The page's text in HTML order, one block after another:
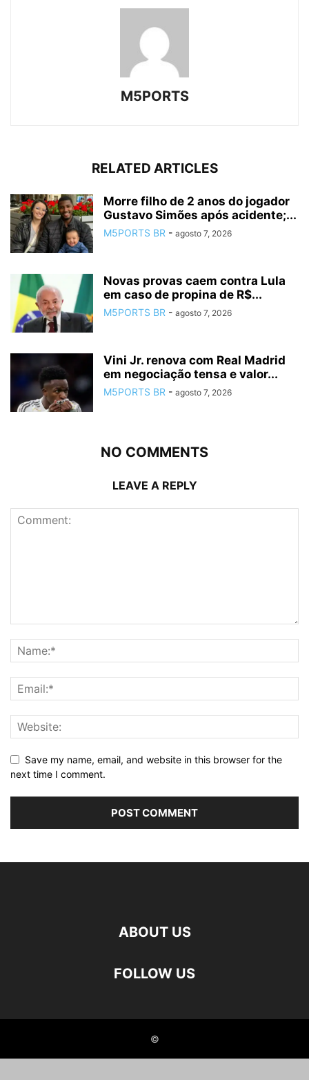
M5PORTS
RELATED ARTICLES
Morre filho de 2 anos do jogador
Gustavo Simões após acidente;...
M5PORTS BR - agosto 7, 2026
Novas provas caem contra Lula
em caso de propina de R$...
M5PORTS BR - agosto 7, 2026
Vini Jr. renova com Real Madrid
em negociação tensa e valor...
M5PORTS BR - agosto 7, 2026
NO COMMENTS
LEAVE A REPLY
Save my name, email, and website in this browser for the
next time I comment.
ABOUT US
FOLLOW US
©